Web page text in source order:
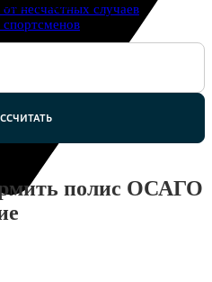
несчастных случаев
спортсменов
на email.
полис ОСАГО